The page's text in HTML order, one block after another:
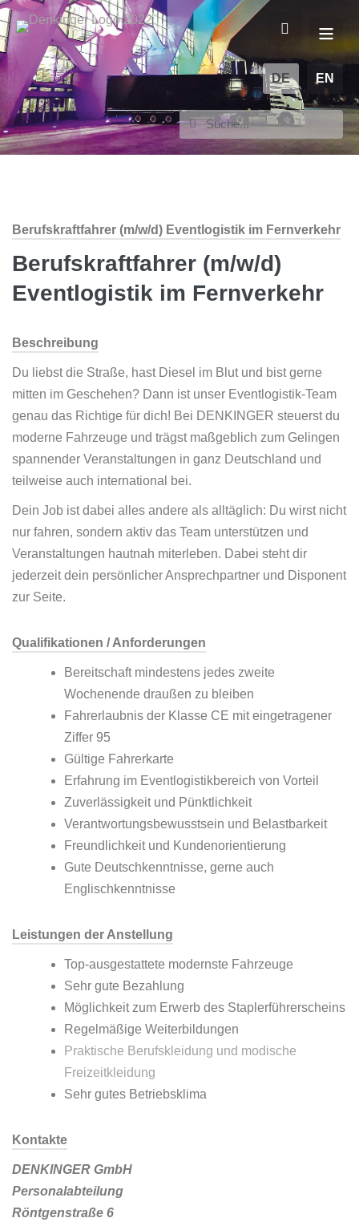
DE EN
Berufskraftfahrer (m/w/d) Eventlogistik im Fernverkehr
Berufskraftfahrer (m/w/d)
Eventlogistik im Fernverkehr
Beschreibung
Du liebst die Straße, hast Diesel im Blut und bist gerne
mitten im Geschehen? Dann ist unser Eventlogistik-Team
genau das Richtige für dich! Bei DENKINGER steuerst du
moderne Fahrzeuge und trägst maßgeblich zum Gelingen
spannender Veranstaltungen in ganz Deutschland und
teilweise auch international bei.
Dein Job ist dabei alles andere als alltäglich: Du wirst nicht
nur fahren, sondern aktiv das Team unterstützen und
Veranstaltungen hautnah miterleben. Dabei steht dir
jederzeit dein persönlicher Ansprechpartner und Disponent
zur Seite.
Qualifikationen / Anforderungen
Bereitschaft mindestens jedes zweite
Wochenende draußen zu bleiben
Fahrerlaubnis der Klasse CE mit eingetragener
Ziffer 95
Gültige Fahrerkarte
Erfahrung im Eventlogistikbereich von Vorteil
Zuverlässigkeit und Pünktlichkeit
Verantwortungsbewusstsein und Belastbarkeit
Freundlichkeit und Kundenorientierung
Gute Deutschkenntnisse, gerne auch
Englischkenntnisse
Leistungen der Anstellung
Top-ausgestattete modernste Fahrzeuge
Sehr gute Bezahlung
Möglichkeit zum Erwerb des Staplerführerscheins
Regelmäßige Weiterbildungen
Praktische Berufskleidung und modische
Freizeitkleidung
Sehr gutes Betriebsklima
Kontakte
DENKINGER GmbH
Personalabteilung
Röntgenstraße 6